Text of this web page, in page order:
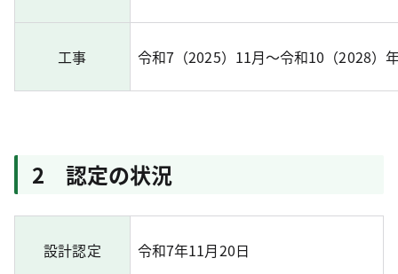
工事 令和7（2025）11月～令和10（2028）
2 認定の状況
設計認定 令和7年11月20日